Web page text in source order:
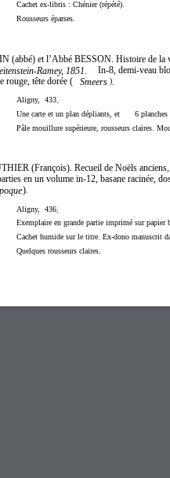
Cachet ex-libris : Chénier (répété).
Rousseurs éparses.
(abbé) et l’Abbé BESSON. Histoire de la
Ramey, 1851.
In-8, demi-veau
rouge, tête dorée (
Smeers ).
Aligny, 433
Une carte et un plan dépliants, et 6
Pâle mouillure supérieure, rousseurs claires.
(François). Recueil de Noëls
en un volume in-12, basane racinée,
).
Aligny, 436
Exemplaire en grande partie imprimé sur papier
Cachet humide sur le titre. Ex-dono manuscrit
Quelques rousseurs claires.